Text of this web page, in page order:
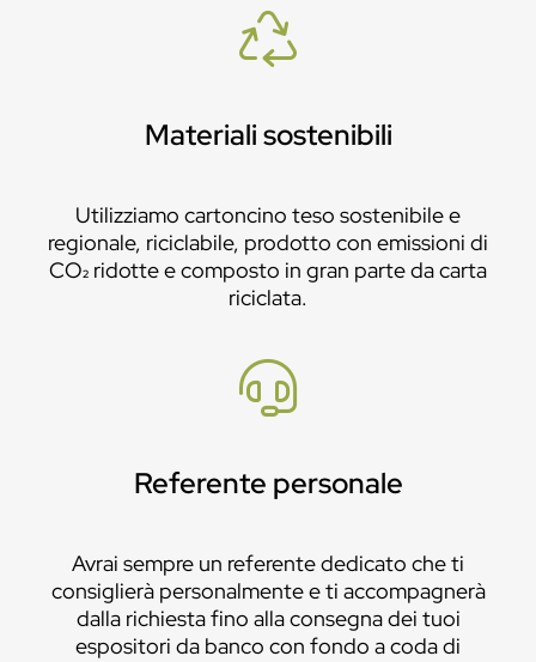
Materiali sostenibili
Utilizziamo cartoncino teso sostenibile e
regionale, riciclabile, prodotto con emissioni di
CO₂ ridotte e composto in gran parte da carta
riciclata.
Referente personale
Avrai sempre un referente dedicato che ti
consiglierà personalmente e ti accompagnerà
dalla richiesta fino alla consegna dei tuoi
espositori da banco con fondo a coda di